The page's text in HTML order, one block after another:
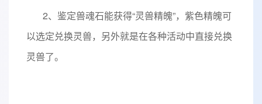
2、鉴定兽魂石能获得“灵兽精魄”，紫色精魄可
以选定兑换灵兽，另外就是在各种活动中直接兑换
灵兽了。